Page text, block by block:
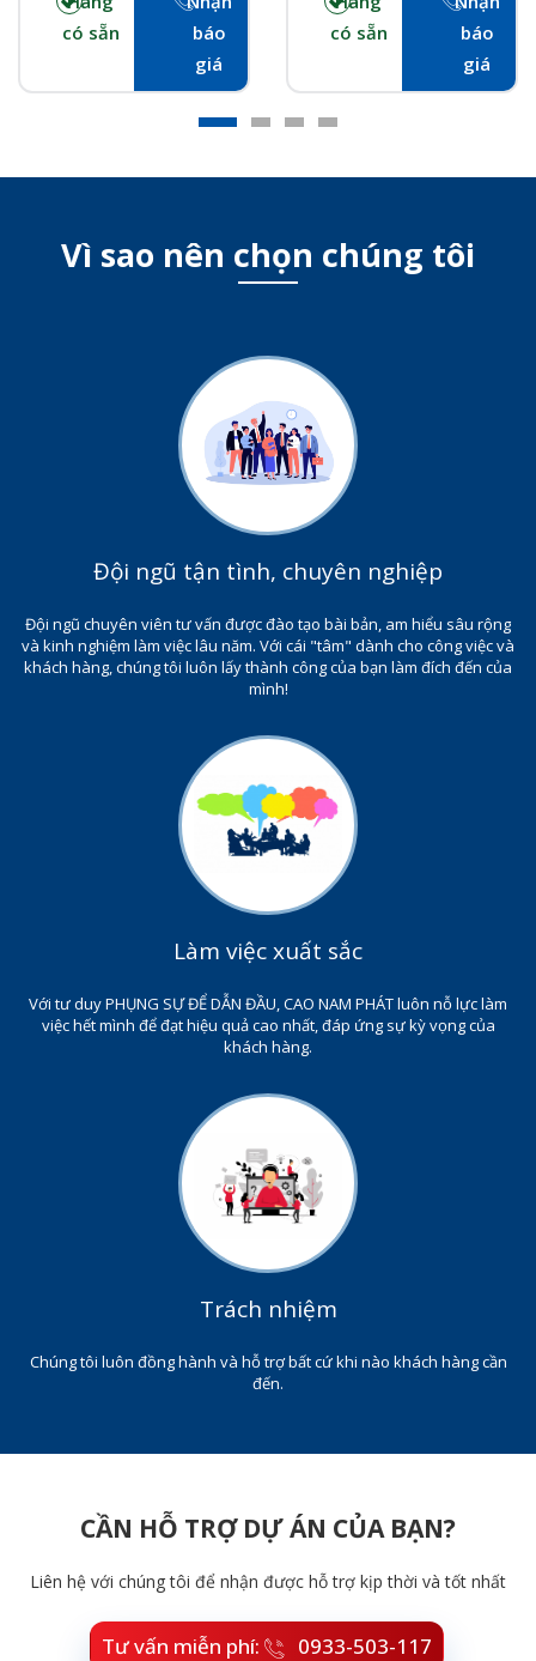
có sẵn
báo
giá
có sẵn
báo
giá
Vì sao nên chọn chúng tôi
Đội ngũ tận tình, chuyên nghiệp
Đội ngũ chuyên viên tư vấn được đào tạo bài bản, am hiểu sâu rộng
và kinh nghiệm làm việc lâu năm. Với cái "tâm" dành cho công việc và
khách hàng, chúng tôi luôn lấy thành công của bạn làm đích đến của
mình!
Làm việc xuất sắc
Với tư duy PHỤNG SỰ ĐỂ DẪN ĐẦU, CAO NAM PHÁT luôn nỗ lực làm
việc hết mình để đạt hiệu quả cao nhất, đáp ứng sự kỳ vọng của
khách hàng.
Trách nhiệm
Chúng tôi luôn đồng hành và hỗ trợ bất cứ khi nào khách hàng cần
đến.
CẦN HỖ TRỢ DỰ ÁN CỦA BẠN?
Liên hệ với chúng tôi để nhận được hỗ trợ kịp thời và tốt nhất
Tư vấn miễn phí: 0933-503-117